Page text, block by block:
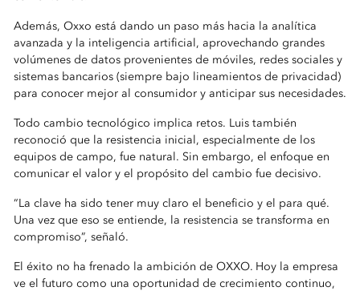
Además, Oxxo está dando un paso más hacia la analítica
avanzada y la inteligencia artificial, aprovechando grandes
volúmenes de datos provenientes de móviles, redes sociales y
sistemas bancarios (siempre bajo lineamientos de privacidad)
para conocer mejor al consumidor y anticipar sus necesidades.
Todo cambio tecnológico implica retos. Luis también
reconoció que la resistencia inicial, especialmente de los
equipos de campo, fue natural. Sin embargo, el enfoque en
comunicar el valor y el propósito del cambio fue decisivo.
“La clave ha sido tener muy claro el beneficio y el para qué.
Una vez que eso se entiende, la resistencia se transforma en
compromiso”, señaló.
El éxito no ha frenado la ambición de OXXO. Hoy la empresa
ve el futuro como una oportunidad de crecimiento continuo,